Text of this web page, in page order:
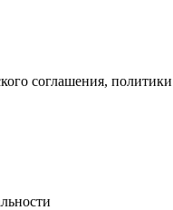
соглашения,